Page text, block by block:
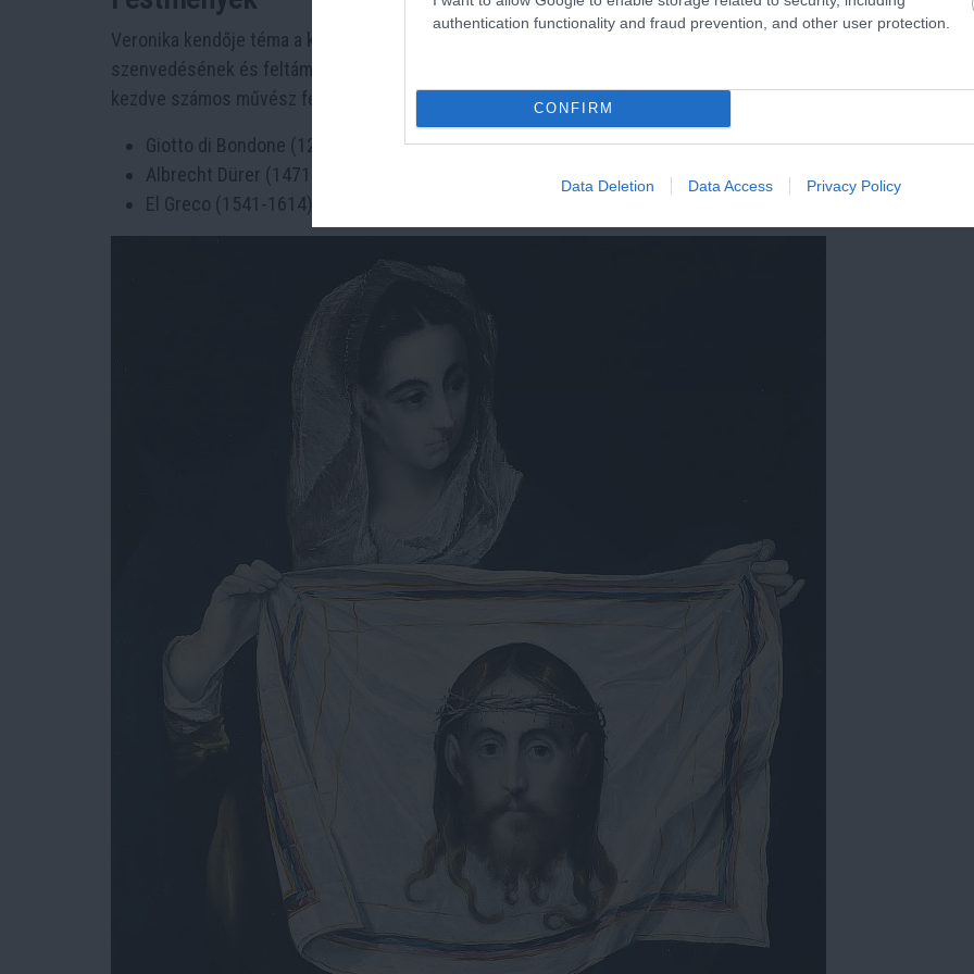
authentication functionality and fraud prevention, and other user protection.
CONFIRM
Data Deletion Data Access Privacy Policy
Veronika kendője téma a keresztény művészet és kultúra egyik legkiemelkedőbb témája. A kendő Krisztus
szenvedésének és feltámadásának jelképévé vált, és számos művészt inspirált alkotásaik során. A 12.
kezdve számos művész festett Veronika kendőjét, köztük:
Giotto di Bondone (1267-1337): "Veronika kendője" (1300 körül)
Albrecht Dürer (1471-1528): "Veronika kendője" (1516)
El Greco (1541-1614): "Veronika kendője" (1577-1579)